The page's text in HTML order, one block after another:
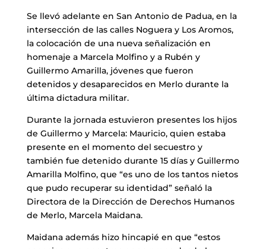
Se llevó adelante en San Antonio de Padua, en la
intersección de las calles Noguera y Los Aromos,
la colocación de una nueva señalización en
homenaje a Marcela Molfino y a Rubén y
Guillermo Amarilla, jóvenes que fueron
detenidos y desaparecidos en Merlo durante la
última dictadura militar.
Durante la jornada estuvieron presentes los hijos
de Guillermo y Marcela: Mauricio, quien estaba
presente en el momento del secuestro y
también fue detenido durante 15 días y Guillermo
Amarilla Molfino, que “es uno de los tantos nietos
que pudo recuperar su identidad” señaló la
Directora de la Dirección de Derechos Humanos
de Merlo, Marcela Maidana.
Maidana además hizo hincapié en que “estos